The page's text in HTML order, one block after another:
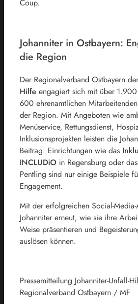
Coup.
Johanniter in Ostbayern:
die Region
Der Regionalverband Ostbayern der
Hilfe engagiert sich mit über
600 ehrenamtlichen
der Region. Mit Angeboten wie
Menüservice, Rettungsdienst,
Inklusionsprojekten leisten die
Beitrag. Einrichtungen wie das
INCLUDiO in Regensburg oder das
Pentling sind nur einige Beispiele
Engagement.
Mit der erfolgreichen Social-
Johanniter erneut, wie sie ihre
Weise präsentieren und
auslösen können.
Pressemitteilung Johanniter-Unfall-
Regionalverband Ostbayern / MF